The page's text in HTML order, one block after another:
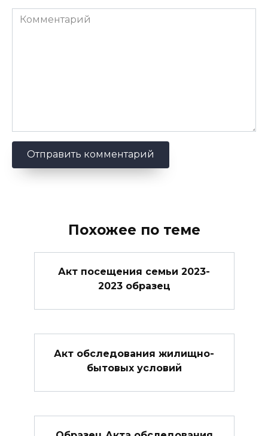
Комментарий
Похожее по теме
Акт посещения семьи 2023-
2023 образец
Акт обследования жилищно-
бытовых условий